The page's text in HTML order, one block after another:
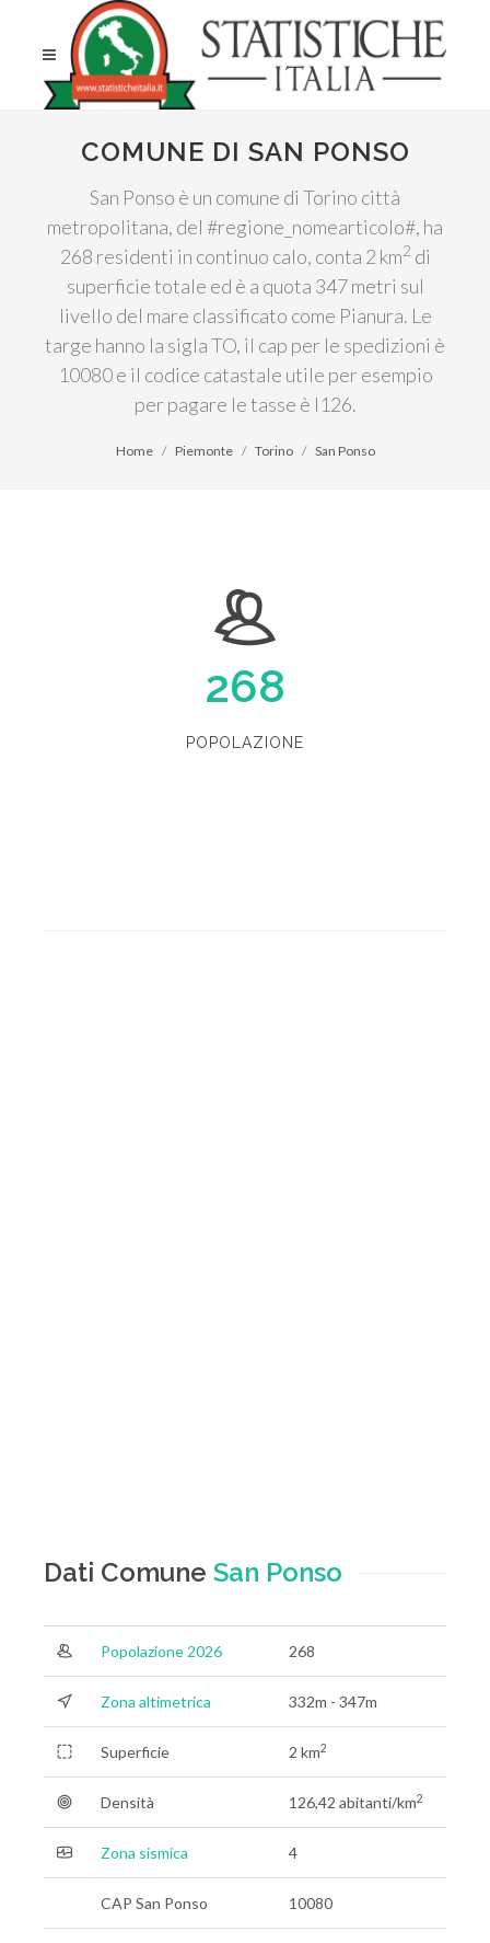
COMUNE DI SAN PONSO
San Ponso è un comune di Torino città
metropolitana, del #regione_nomearticolo#, ha
268 residenti in continuo calo, conta 2 km2 di
superficie totale ed è a quota 347 metri sul
livello del mare classificato come Pianura. Le
targe hanno la sigla TO, il cap per le spedizioni è
10080 e il codice catastale utile per esempio
per pagare le tasse è I126.
Home Piemonte Torino San Ponso
268
POPOLAZIONE
Dati Comune San Ponso
Popolazione 2026 268
Zona altimetrica 332m - 347m
Superficie 2 km2
Densità 126,42 abitanti/km2
Zona sismica 4
CAP San Ponso 10080